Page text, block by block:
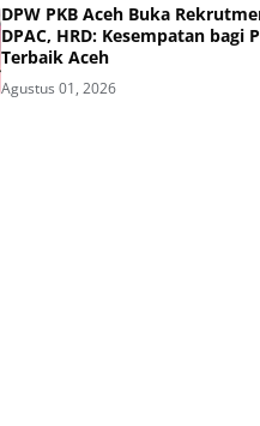
DPW PKB Aceh Buka
DPAC, HRD: Kesempatan bagi
Terbaik Aceh
Agustus 01, 2026